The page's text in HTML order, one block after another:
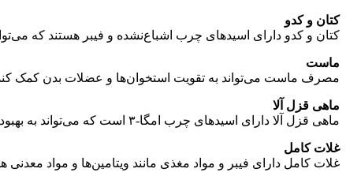
کتان و کدو
کتان و کدو دارای اسیدهای چرب اشباع‌نشده و فیبر هستند که
ماست
مصرف ماست می‌تواند به تقویت استخوان‌ها و عضلات بدن کمک
ماهی قزل آلا
ماهی قزل آلا دارای اسیدهای چرب امگا-۳ است که می‌تواند به بهبود عمل‌کرد مغز و قلب کمک کند. مصرف این ماهی همچنین می‌تواند به چاق شدن صورت کمک کند.
غلات کامل
غلات کامل دارای فیبر و مواد مغذی مانند ویتامین‌ها و مواد